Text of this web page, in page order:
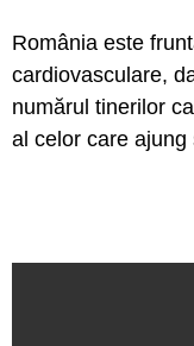
România este
cardiovasculare,
numărul tinerilor
al celor care